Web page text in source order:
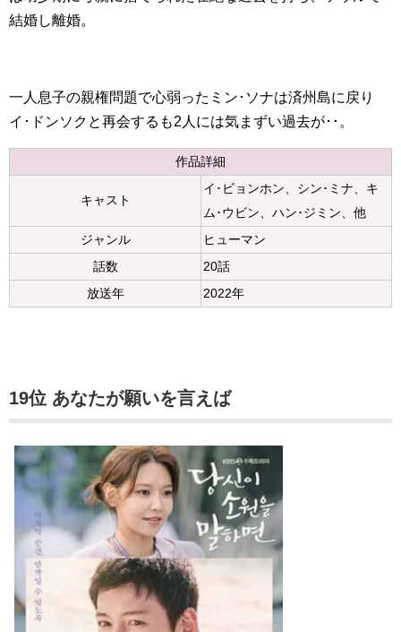
結婚し離婚。
一人息子の親権問題で心弱ったミン･ソナは済州島に戻り
イ･ドンソクと再会するも2人には気まずい過去が･･。
作品詳細
キャスト
イ･ビョンホン、シン･ミナ、キ
ム･ウビン、ハン･ジミン、他
ジャンル
ヒューマン
話数
20話
放送年
2022年
19位 あなたが願いを言えば